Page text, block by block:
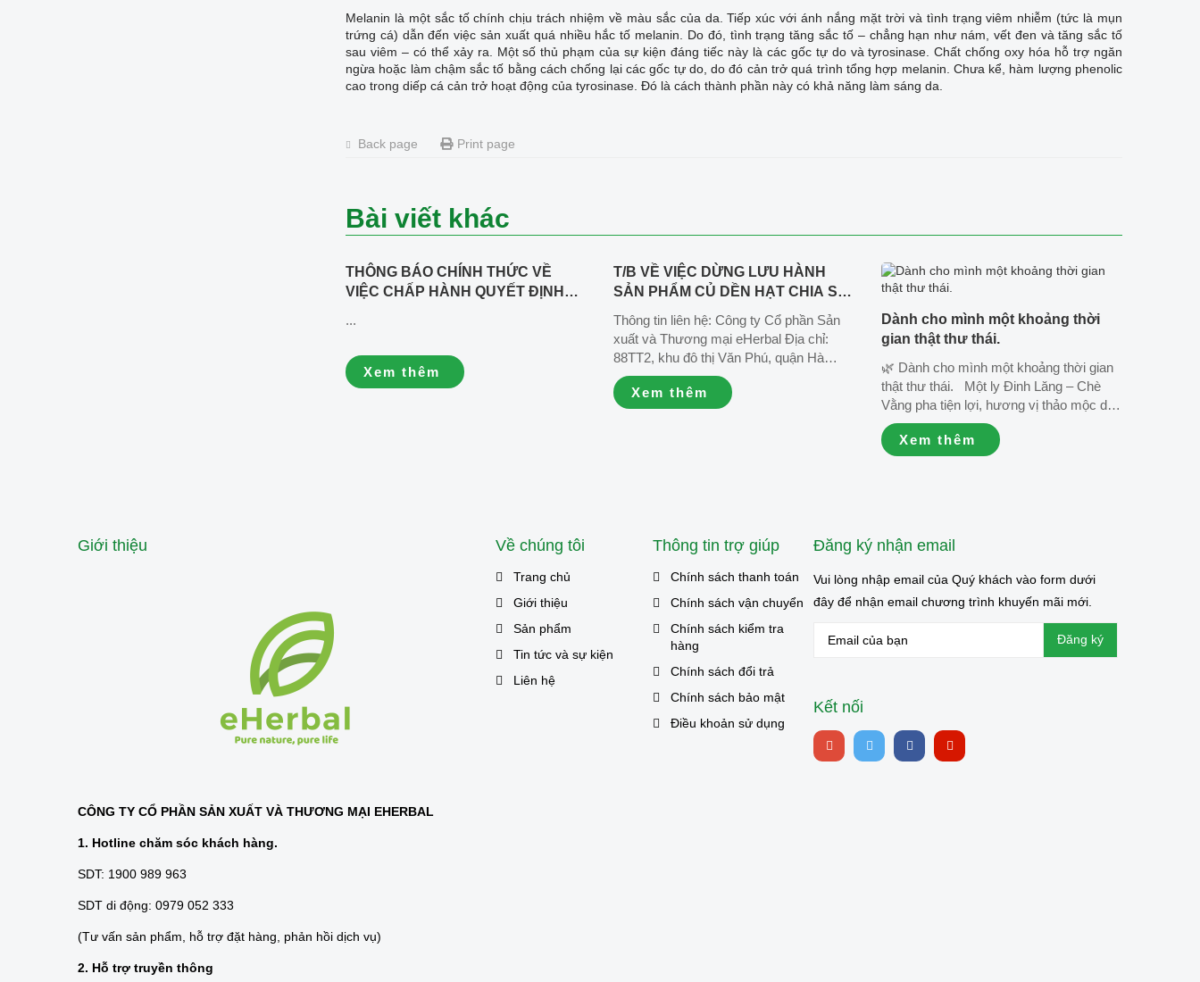
Melanin là một sắc tố chính chịu trách nhiệm về màu sắc của da. Tiếp xúc với ánh nắng mặt trời và tình trạng viêm nhiễm (tức là mụn
trứng cá) dẫn đến việc sản xuất quá nhiều hắc tố melanin. Do đó, tình trạng tăng sắc tố – chẳng hạn như nám, vết đen và tăng sắc tố
sau viêm – có thể xảy ra. Một số thủ phạm của sự kiện đáng tiếc này là các gốc tự do và tyrosinase. Chất chống oxy hóa hỗ trợ ngăn
ngừa hoặc làm chậm sắc tố bằng cách chống lại các gốc tự do, do đó cản trở quá trình tổng hợp melanin. Chưa kể, hàm lượng phenolic
cao trong diếp cá cản trở hoạt động của tyrosinase. Đó là cách thành phần này có khả năng làm sáng da.
Back page Print page
Bài viết khác
THÔNG BÁO CHÍNH THỨC VỀ
VIỆC CHẤP HÀNH QUYẾT ĐỊNH
...
Xem thêm
T/B VỀ VIỆC DỪNG LƯU HÀNH
SẢN PHẨM CỦ DỀN HẠT CHIA SỐ
CÔNG BỐ 09/EHERBAL/2025_Lô
011225 sản xuất ngày 03/12/2025,
hạn sử dụng 03/12/2026
Thông tin liên hệ: Công ty Cổ phần Sản
xuất và Thương mại eHerbal Địa chỉ:
88TT2, khu đô thị Văn Phú, quận Hà
Đông, thành phố Hà Nội, Việt Nam. ☎️
Hotline chăm sóc khách hàng:
1900989963 📧 Email hợp tác và truyền
Xem thêm
Dành cho mình một khoảng thời
gian thật thư thái.
🌿 Dành cho mình một khoảng thời gian
thật thư thái. Một ly Đinh Lăng – Chè
Vằng pha tiện lợi, hương vị thảo mộc dịu
nhẹ, cùng vài phút nghỉ ngơi bên bạn bè
là đủ để tận hưởng những khoảnh khắc
bình yên của cuộc sống. 💚...
Xem thêm
Giới thiệu
CÔNG TY CỔ PHẦN SẢN XUẤT VÀ THƯƠNG MẠI EHERBAL
1. Hotline chăm sóc khách hàng.
SDT: 1900 989 963
SDT di động: 0979 052 333
(Tư vấn sản phẩm, hỗ trợ đặt hàng, phản hồi dịch vụ)
2. Hỗ trợ truyền thông
Về chúng tôi
Trang chủ
Giới thiệu
Sản phẩm
Tin tức và sự kiện
Liên hệ
Thông tin trợ giúp
Chính sách thanh toán
Chính sách vận chuyển
Chính sách kiểm tra
hàng
Chính sách đổi trả
Chính sách bảo mật
Điều khoản sử dụng
Đăng ký nhận email
Vui lòng nhập email của Quý khách vào form dưới
đây để nhận email chương trình khuyến mãi mới.
Kết nối